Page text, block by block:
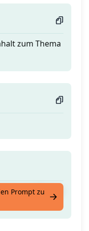
zum Thema
zum Thema
Prompt zu